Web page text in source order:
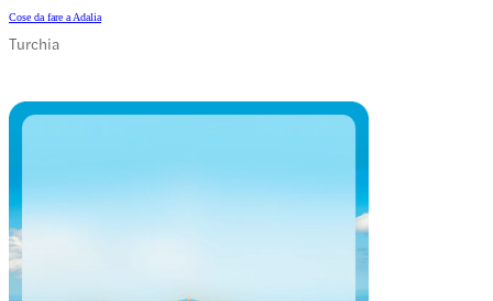
Cose da fare a Adalia
Turchia